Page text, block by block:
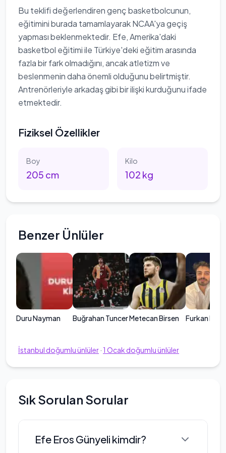
Bu teklifi değerlendiren genç basketbolcunun,
eğitimini burada tamamlayarak NCAA'ya geçiş
yapması beklenmektedir. Efe, Amerika'daki
basketbol eğitimi ile Türkiye'deki eğitim arasında
fazla bir fark olmadığını, ancak atletizm ve
beslenmenin daha önemli olduğunu belirtmiştir.
Antrenörleriyle arkadaş gibi bir ilişki kurduğunu ifade
etmektedir.
Fiziksel Özellikler
Boy
205 cm
Kilo
102 kg
Benzer Ünlüler
Duru Nayman Buğrahan TuncerMetecan Birsen Furkan
İstanbul doğumlu ünlüler· 1 Ocak doğumlu ünlüler
Sık Sorulan Sorular
Efe Eros Günyeli kimdir?